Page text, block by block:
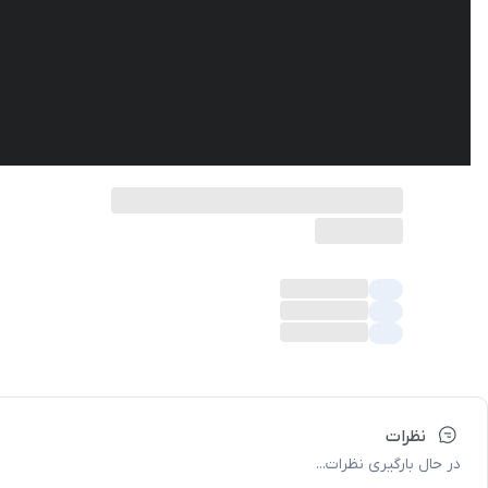
نظرات
در حال بارگیری نظرات...